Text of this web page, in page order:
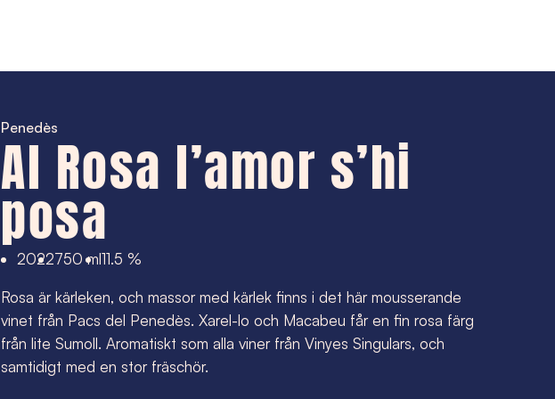
Penedès
Al Rosa l’amor s’hi
posa
2022750 ml11.5 %
Rosa är kärleken, och massor med kärlek finns i det här mousserande
vinet från Pacs del Penedès. Xarel-lo och Macabeu får en fin rosa färg
från lite Sumoll. Aromatiskt som alla viner från Vinyes Singulars, och
samtidigt med en stor fräschör.